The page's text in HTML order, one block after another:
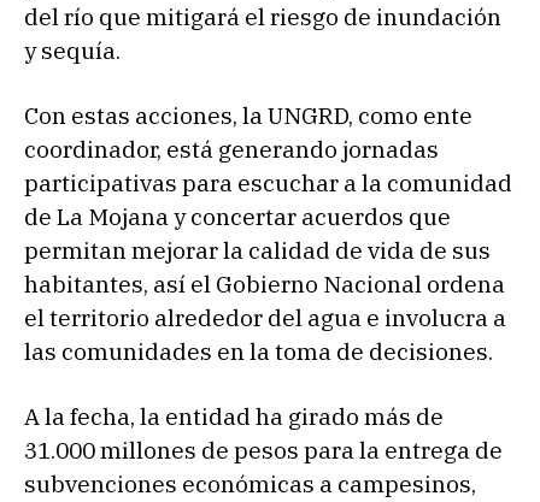
del río que mitigará el riesgo de inundación
y sequía.
Con estas acciones, la UNGRD, como ente
coordinador, está generando jornadas
participativas para escuchar a la comunidad
de La Mojana y concertar acuerdos que
permitan mejorar la calidad de vida de sus
habitantes, así el Gobierno Nacional ordena
el territorio alrededor del agua e involucra a
las comunidades en la toma de decisiones.
A la fecha, la entidad ha girado más de
31.000 millones de pesos para la entrega de
subvenciones económicas a campesinos,